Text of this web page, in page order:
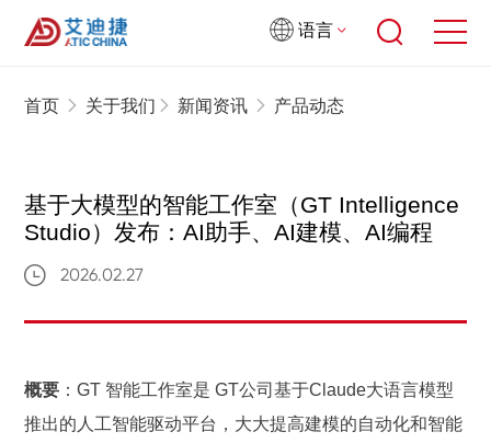
语言
首页 关于我们 新闻资讯 产品动态
基于大模型的智能工作室（GT Intelligence
Studio）发布：AI助手、AI建模、AI编程
2026.02.27
概要 ：GT 智能工作室是 GT公司基于Claude大语言模型
推出的人工智能驱动平台，大大提高建模的自动化和智能